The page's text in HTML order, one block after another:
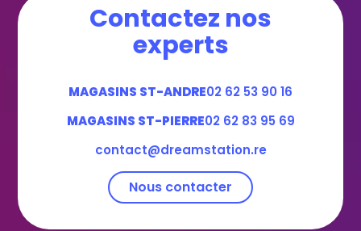
Contactez nos
experts
MAGASINS ST-ANDRE02 62 53 90 16
MAGASINS ST-PIERRE02 62 83 95 69
contact@dreamstation.re
Nous contacter